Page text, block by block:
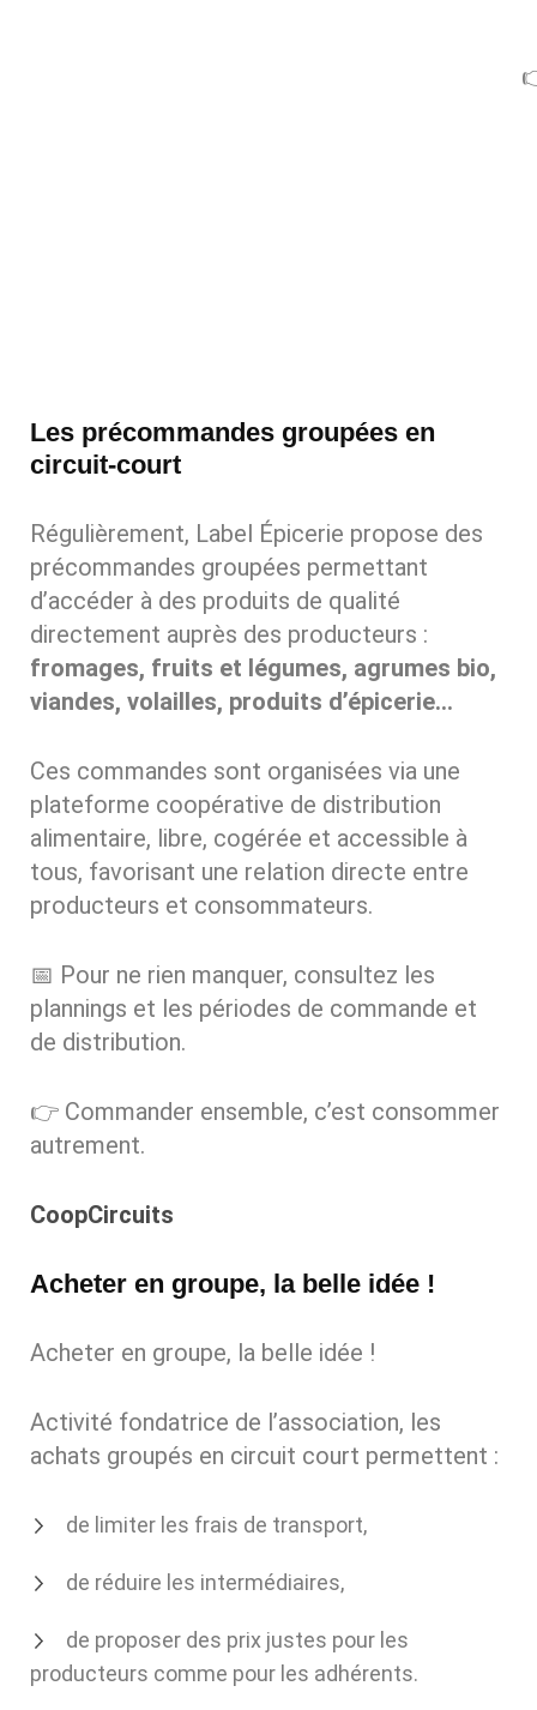
Les précommandes groupées en
circuit-court
Régulièrement, Label Épicerie propose des
précommandes groupées permettant
d’accéder à des produits de qualité
directement auprès des producteurs :
fromages, fruits et légumes, agrumes bio,
viandes, volailles, produits d’épicerie…
Ces commandes sont organisées via une
plateforme coopérative de distribution
alimentaire, libre, cogérée et accessible à
tous, favorisant une relation directe entre
producteurs et consommateurs.
📅 Pour ne rien manquer, consultez les
plannings et les périodes de commande et
de distribution.
👉 Commander ensemble, c’est consommer
autrement.
CoopCircuits
Acheter en groupe, la belle idée !
Acheter en groupe, la belle idée !
Activité fondatrice de l’association, les
achats groupés en circuit court permettent :
de limiter les frais de transport,
de réduire les intermédiaires,
de proposer des prix justes pour les
producteurs comme pour les adhérents.